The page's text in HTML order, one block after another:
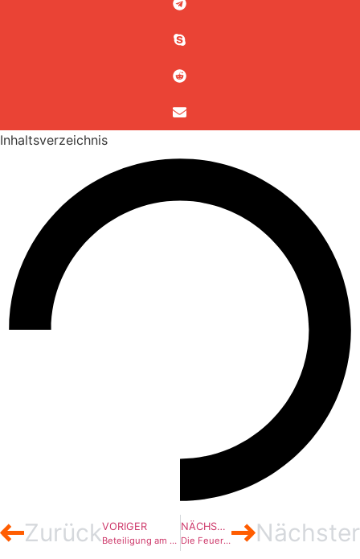
Inhaltsverzeichnis
ZurückVORIGER
Beteiligung am Vorzeigeobjekt
NÄCHSTER
Die Feuerfest-Industrie ist entsetzt Nächster